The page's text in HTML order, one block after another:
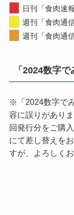
日刊「食肉速
週刊「食肉通
週刊「食肉通
「2024数字
※「2024数字で
容に誤りがあり
回発行分をご購
にて差し替えを
すが、よろしく